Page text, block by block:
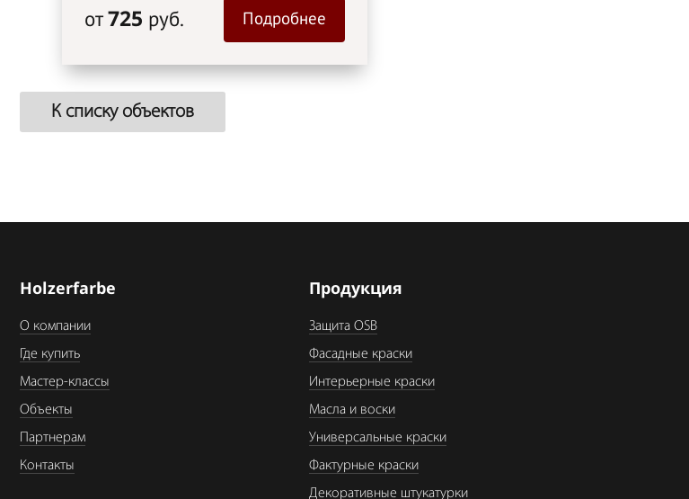
от 725 руб. Подробнее
К списку объектов
Holzerfarbe
О компании
Где купить
Мастер-классы
Объекты
Партнерам
Контакты
Продукция
Защита OSB
Фасадные краски
Интерьерные краски
Масла и воски
Универсальные краски
Фактурные краски
Декоративные штукатурки